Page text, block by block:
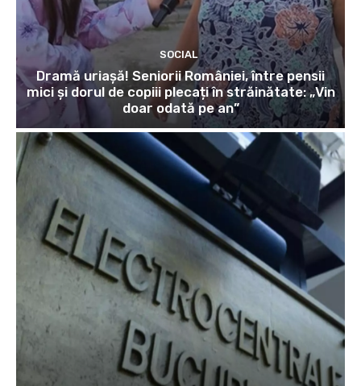
SOCIAL
Dramă uriașă! Seniorii României, între pensii
mici și dorul de copiii plecați în străinătate: „Vin
doar odată pe an”